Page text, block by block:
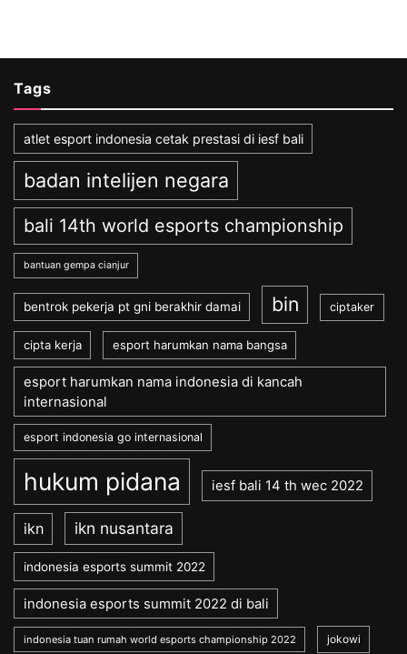
Tags
atlet esport indonesia cetak prestasi di iesf bali
badan intelijen negara
bali 14th world esports championship
bantuan gempa cianjur
bentrok pekerja pt gni berakhir damai bin ciptaker
cipta kerja esport harumkan nama bangsa
esport harumkan nama indonesia di kancah
internasional
esport indonesia go internasional
hukum pidana iesf bali 14 th wec 2022
ikn ikn nusantara
indonesia esports summit 2022
indonesia esports summit 2022 di bali
indonesia tuan rumah world esports championship 2022 jokowi